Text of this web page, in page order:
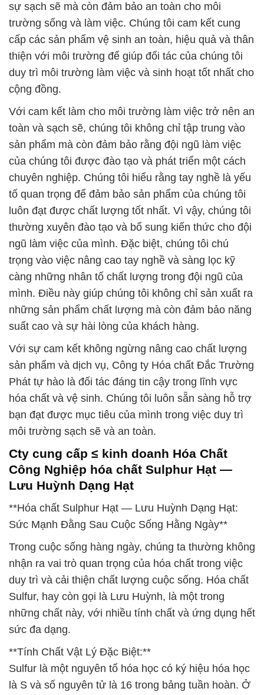
sự sạch sẽ mà còn đảm bảo an toàn cho môi
trường sống và làm việc. Chúng tôi cam kết cung
cấp các sản phẩm vệ sinh an toàn, hiệu quả và thân
thiện với môi trường để giúp đối tác của chúng tôi
duy trì môi trường làm việc và sinh hoạt tốt nhất cho
cộng đồng.
Với cam kết làm cho môi trường làm việc trở nên an
toàn và sạch sẽ, chúng tôi không chỉ tập trung vào
sản phẩm mà còn đảm bảo rằng đội ngũ làm việc
của chúng tôi được đào tạo và phát triển một cách
chuyên nghiệp. Chúng tôi hiểu rằng tay nghề là yếu
tố quan trọng để đảm bảo sản phẩm của chúng tôi
luôn đạt được chất lượng tốt nhất. Vì vậy, chúng tôi
thường xuyên đào tạo và bổ sung kiến thức cho đội
ngũ làm việc của mình. Đặc biệt, chúng tôi chú
trọng vào việc nâng cao tay nghề và sàng lọc kỹ
càng những nhân tố chất lượng trong đội ngũ của
mình. Điều này giúp chúng tôi không chỉ sản xuất ra
những sản phẩm chất lượng mà còn đảm bảo năng
suất cao và sự hài lòng của khách hàng.
Với sự cam kết không ngừng nâng cao chất lượng
sản phẩm và dịch vụ, Công ty Hóa chất Đắc Trường
Phát tự hào là đối tác đáng tin cậy trong lĩnh vực
hóa chất và vệ sinh. Chúng tôi luôn sẵn sàng hỗ trợ
bạn đạt được mục tiêu của mình trong việc duy trì
môi trường sạch sẽ và an toàn.
Cty cung cấp ≤ kinh doanh Hóa Chất
Công Nghiệp hóa chất Sulphur Hạt —
Lưu Huỳnh Dạng Hạt
**Hóa chất Sulphur Hạt — Lưu Huỳnh Dạng Hạt:
Sức Mạnh Đằng Sau Cuộc Sống Hằng Ngày**
Trong cuộc sống hàng ngày, chúng ta thường không
nhận ra vai trò quan trọng của hóa chất trong việc
duy trì và cải thiện chất lượng cuộc sống. Hóa chất
Sulfur, hay còn gọi là Lưu Huỳnh, là một trong
những chất này, với nhiều tính chất và ứng dụng hết
sức đa dạng.
**Tính Chất Vật Lý Đặc Biệt:**
Sulfur là một nguyên tố hóa học có ký hiệu hóa học
là S và số nguyên tử là 16 trong bảng tuần hoàn. Ở